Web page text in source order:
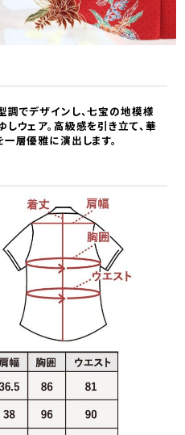
でデザインし、七宝の地模様
ウェア。高級感を引き立て、華
層優雅に演出します。